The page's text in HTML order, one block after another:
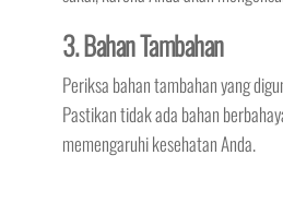
3. Bahan Tambahan
Periksa bahan tambahan yang
Pastikan tidak ada bahan
memengaruhi kesehatan Anda.